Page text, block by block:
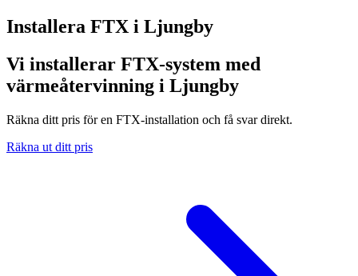
Installera FTX i Ljungby
Vi installerar FTX-system med
värmeåtervinning i Ljungby
Räkna ditt pris för en FTX-installation och få svar direkt.
Räkna ut ditt pris